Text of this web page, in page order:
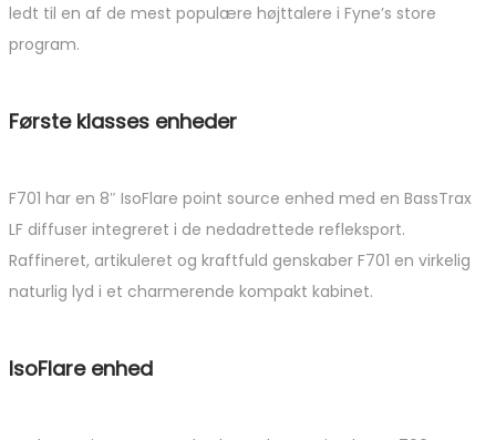
ledt til en af de mest populære højttalere i Fyne’s store
program.
Første klasses enheder
F701 har en 8″ IsoFlare point source enhed med en BassTrax
LF diffuser integreret i de nedadrettede refleksport.
Raffineret, artikuleret og kraftfuld genskaber F701 en virkelig
naturlig lyd i et charmerende kompakt kabinet.
IsoFlare enhed